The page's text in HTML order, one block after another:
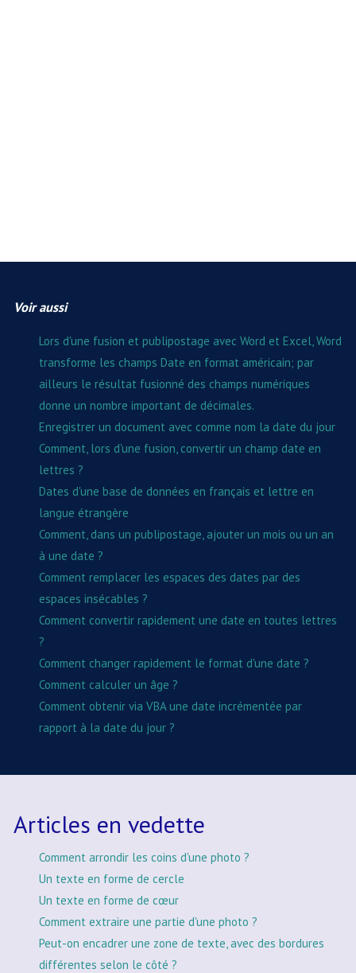
Voir aussi
Lors d'une fusion et publipostage avec Word et Excel, Word
transforme les champs Date en format américain; par
ailleurs le résultat fusionné des champs numériques
donne un nombre important de décimales.
Enregistrer un document avec comme nom la date du jour
Comment, lors d'une fusion, convertir un champ date en
lettres ?
Dates d'une base de données en français et lettre en
langue étrangère
Comment, dans un publipostage, ajouter un mois ou un an
à une date ?
Comment remplacer les espaces des dates par des
espaces insécables ?
Comment convertir rapidement une date en toutes lettres
?
Comment changer rapidement le format d'une date ?
Comment calculer un âge ?
Comment obtenir via VBA une date incrémentée par
rapport à la date du jour ?
Articles en vedette
Comment arrondir les coins d'une photo ?
Un texte en forme de cercle
Un texte en forme de cœur
Comment extraire une partie d'une photo ?
Peut-on encadrer une zone de texte, avec des bordures
différentes selon le côté ?